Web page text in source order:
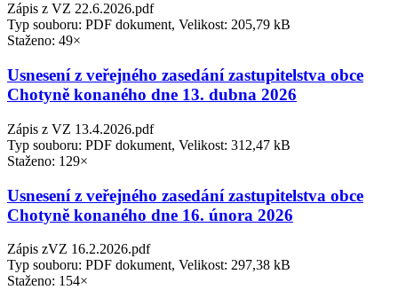
Zápis z VZ 22.6.2026.pdf
Typ souboru: PDF dokument, Velikost: 205,79 kB
Staženo: 49×
Usnesení z veřejného zasedání zastupitelstva obce
Chotyně konaného dne 13. dubna 2026
Zápis z VZ 13.4.2026.pdf
Typ souboru: PDF dokument, Velikost: 312,47 kB
Staženo: 129×
Usnesení z veřejného zasedání zastupitelstva obce
Chotyně konaného dne 16. února 2026
Zápis zVZ 16.2.2026.pdf
Typ souboru: PDF dokument, Velikost: 297,38 kB
Staženo: 154×